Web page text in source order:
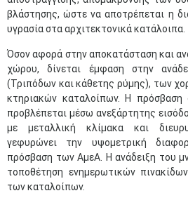
βλάστησης, ώστε να αποτρέπεται η
υγρασία στα αρχιτεκτονικά κατάλοιπα.
Όσον αφορά στην αποκατάσταση και
χώρου, δίνεται έμφαση στην
(Τριπόδων και κάθετης ρύμης), των
κτηριακών καταλοίπων. Η πρόσβαση
προβλέπεται μέσω ανεξάρτητης
με μεταλλική κλίμακα και
γεφυρώνει την υψομετρική
πρόσβαση των ΑμεΑ. Η ανάδειξη του
τοποθέτηση ενημερωτικών
των καταλοίπων.